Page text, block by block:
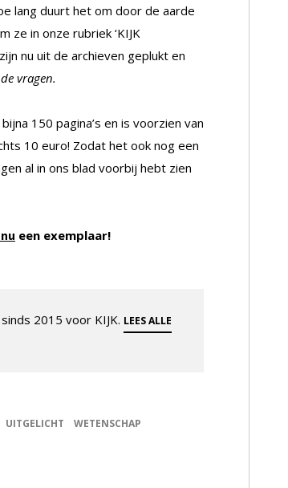
lang duurt het om door de aarde
ze in onze rubriek ‘KIJK
nu uit de archieven geplukt en
vragen.
150 pagina’s en is voorzien van
10 euro! Zodat het ook nog een
al in ons blad voorbij hebt zien
een exemplaar!
2015 voor KIJK. LEES ALLE
UITGELICHT WETENSCHAP